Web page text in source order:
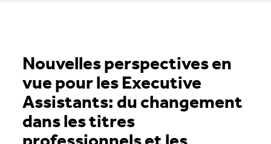
News & Communiqués de presse
Etudes & Enquêtes
Newsletter
Notre blog: actualités autour de la formation et de l'emploi
[Missive des temps futurs]
Nouvelles perspectives en
vue pour les Executive
Assistants: du changement
dans les titres